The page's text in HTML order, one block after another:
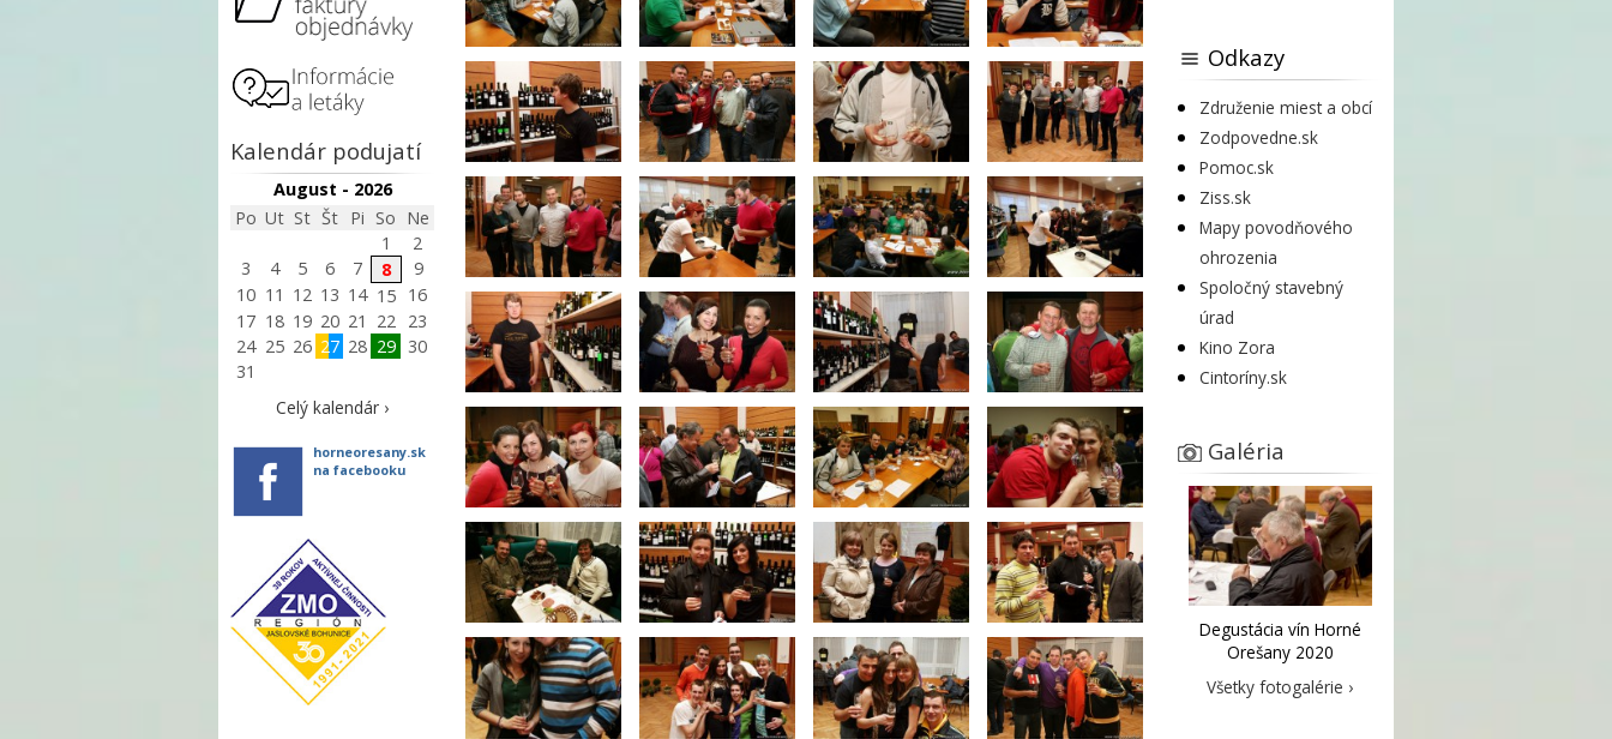
Kalendár podujatí
August - 2026
Po Ut St Št Pi So Ne
1
2
3
4 5 6 7 8
9
10 11 12 13 14 15
16
17 18 19 20 21 22
23
24 25 26 27 28 29
30
31
Celý kalendár ›
horneoresany.sk
na facebooku
Odkazy
Združenie miest a obcí
Zodpovedne.sk
Pomoc.sk
Ziss.sk
Mapy povodňového
ohrozenia
Spoločný stavebný
úrad
Kino Zora
Cintoríny.sk
Galéria
Degustácia vín Horné
Orešany 2020
Všetky fotogalérie ›